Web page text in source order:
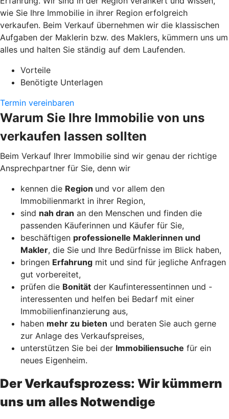
wie Sie Ihre Immobilie in ihrer Region erfolgreich
verkaufen. Beim Verkauf übernehmen wir die klassischen
Aufgaben der Maklerin bzw. des Maklers, kümmern uns um
alles und halten Sie ständig auf dem Laufenden.
Vorteile
Benötigte Unterlagen
Termin vereinbaren
Warum Sie Ihre Immobilie von uns
verkaufen lassen sollten
Beim Verkauf Ihrer Immobilie sind wir genau der richtige
Ansprechpartner für Sie, denn wir
kennen die Region und vor allem den
Immobilienmarkt in ihrer Region,
sind nah dran an den Menschen und finden die
passenden Käuferinnen und Käufer für Sie,
beschäftigen professionelle Maklerinnen und
Makler, die Sie und Ihre Bedürfnisse im Blick haben,
bringen Erfahrung mit und sind für jegliche Anfragen
gut vorbereitet,
prüfen die Bonität der Kaufinteressentinnen und -
interessenten und helfen bei Bedarf mit einer
Immobilienfinanzierung aus,
haben mehr zu bieten und beraten Sie auch gerne
zur Anlage des Verkaufspreises,
unterstützen Sie bei der Immobiliensuche für ein
neues Eigenheim.
Der Verkaufsprozess: Wir kümmern
uns um alles Notwendige